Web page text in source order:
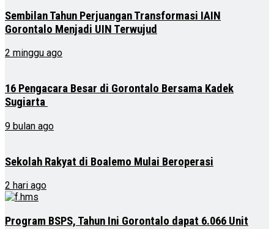
Sembilan Tahun Perjuangan Transformasi IAIN
Gorontalo Menjadi UIN Terwujud
2 minggu ago
16 Pengacara Besar di Gorontalo Bersama Kadek
Sugiarta
9 bulan ago
Sekolah Rakyat di Boalemo Mulai Beroperasi
2 hari ago
Program BSPS, Tahun Ini Gorontalo dapat 6.066 Unit